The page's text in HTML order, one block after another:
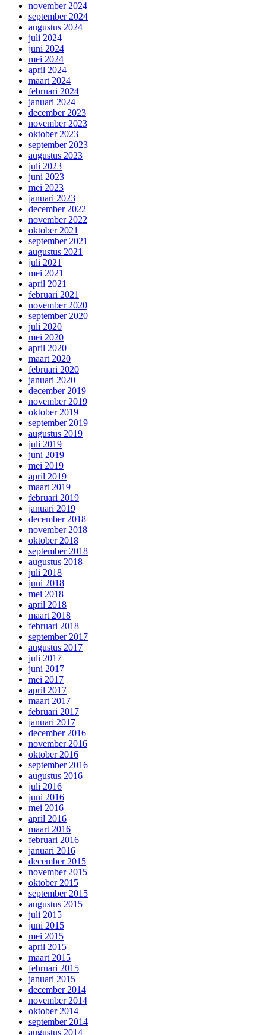
november 2024
september 2024
augustus 2024
juli 2024
juni 2024
mei 2024
april 2024
maart 2024
februari 2024
januari 2024
december 2023
november 2023
oktober 2023
september 2023
augustus 2023
juli 2023
juni 2023
mei 2023
januari 2023
december 2022
november 2022
oktober 2021
september 2021
augustus 2021
juli 2021
mei 2021
april 2021
februari 2021
november 2020
september 2020
juli 2020
mei 2020
april 2020
maart 2020
februari 2020
januari 2020
december 2019
november 2019
oktober 2019
september 2019
augustus 2019
juli 2019
juni 2019
mei 2019
april 2019
maart 2019
februari 2019
januari 2019
december 2018
november 2018
oktober 2018
september 2018
augustus 2018
juli 2018
juni 2018
mei 2018
april 2018
maart 2018
februari 2018
september 2017
augustus 2017
juli 2017
juni 2017
mei 2017
april 2017
maart 2017
februari 2017
januari 2017
december 2016
november 2016
oktober 2016
september 2016
augustus 2016
juli 2016
juni 2016
mei 2016
april 2016
maart 2016
februari 2016
januari 2016
december 2015
november 2015
oktober 2015
september 2015
augustus 2015
juli 2015
juni 2015
mei 2015
april 2015
maart 2015
februari 2015
januari 2015
december 2014
november 2014
oktober 2014
september 2014
augustus 2014